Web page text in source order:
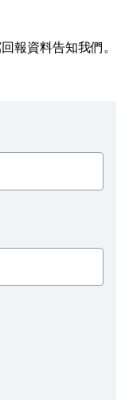
報資料告知我們。